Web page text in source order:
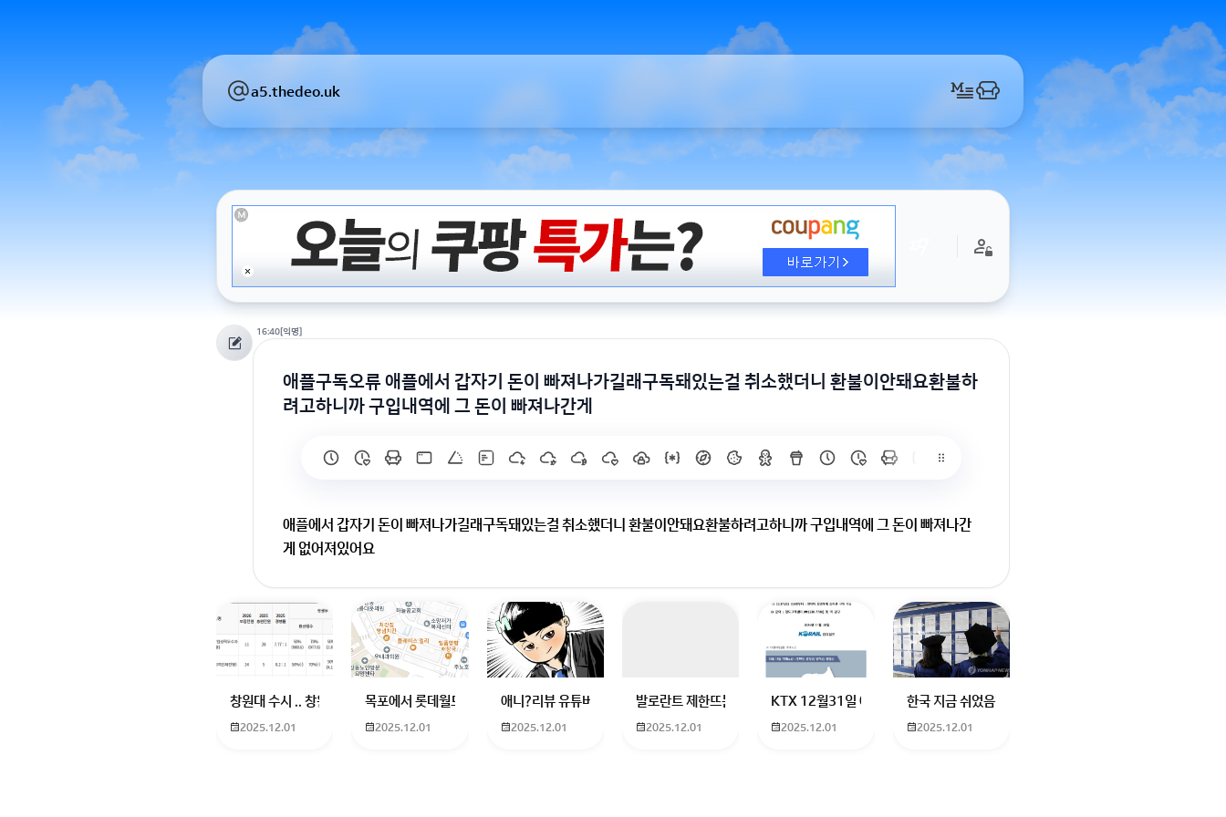
a5.thedeo.uk
16:40[익명]
애플구독오류 애플에서 갑자기 돈이 빠져나가길래구독돼있는걸 취소했더니 환불이안돼요환불하
려고하니까 구입내역에 그 돈이 빠져나간게
애플에서 갑자기 돈이 빠져나가길래구독돼있는걸 취소했더니 환불이안돼요환불하려고하니까 구입내역에 그 돈이 빠져나간
게 없어져있어요
원활한 답변 진행을 위해 먼저 채택 부탁드립니다.
회원가입 혹은 광고 [X]를 누르면 내용이 보입니다
창원대 수시 .. 창원대를 목표로 하고 있는 09년생입니다 지금 제 내신이 5등급제 기준으로
2025.12.01
목포에서 롯데월드 가는 법 목포 버스 터미널에서 롯데월드로 갈 수 있는 경로 알려주세요
2025.12.01
애니?리뷰 유튜버 찾아주세요ㅠㅠ 무슨 검정머리 남자 캐릭터에 더빙하신분도 남자였던거같은데기승전결로 나눠서 기. 하고 설명하고
2025.12.01
발로란트 제한뜨는데 어떻게 해야하나요? 친구가 발로란트 한번해보자고 계정 빌려줬는데 제한이라고 접속이 안
2025.12.01
KTX 12월31일 예매 수원이나 서울에서 부산으로 가는 열차를 예매하려고 하는데 언
2025.12.01
한국 지금 쉬었음청년40만명이라는데 4년대학졸업생이 많
2025.12.01